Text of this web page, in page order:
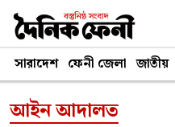
সারাদেশ ফেনী জেলা জাতীয়
আইন আদালত